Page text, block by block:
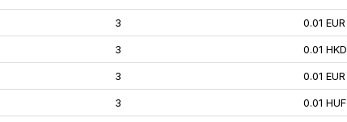
3 0.01 EUR
3 0.01 HKD
3 0.01 EUR
3 0.01 HUF